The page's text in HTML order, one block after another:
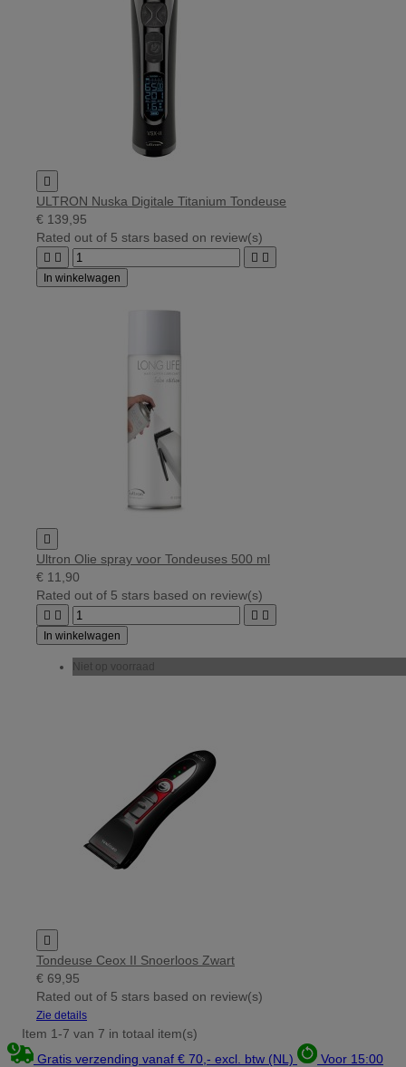

ULTRON Nuska Digitale Titanium Tondeuse
€ 139,95
Rated out of 5 stars based on review(s)
   
In winkelwagen

Ultron Olie spray voor Tondeuses 500 ml
€ 11,90
Rated out of 5 stars based on review(s)
   
In winkelwagen
Niet op voorraad

Tondeuse Ceox II Snoerloos Zwart
€ 69,95
Rated out of 5 stars based on review(s)
Zie details
Item 1-7 van 7 in totaal item(s)
Gratis verzending vanaf € 70,- excl. btw (NL)
Voor 15:00